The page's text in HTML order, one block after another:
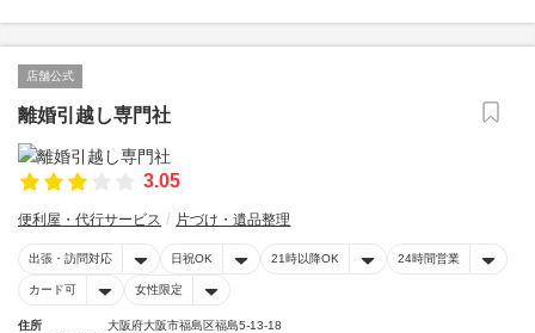
店舗公式
離婚引越し専門社
3.05
便利屋・代行サービス 片づけ・遺品整理
出張・訪問対応 日祝OK 21時以降OK 24時間営業
カード可 女性限定
住所
大阪府大阪市福島区福島5-13-18